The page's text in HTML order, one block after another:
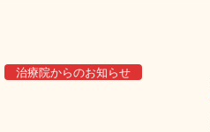
治療院からのお知らせ